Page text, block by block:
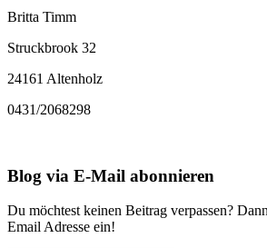
Britta Timm
Struckbrook 32
24161 Altenholz
0431/2068298
Blog via E-Mail abonnieren
Du möchtest keinen Beitrag verpassen?
Email Adresse ein!